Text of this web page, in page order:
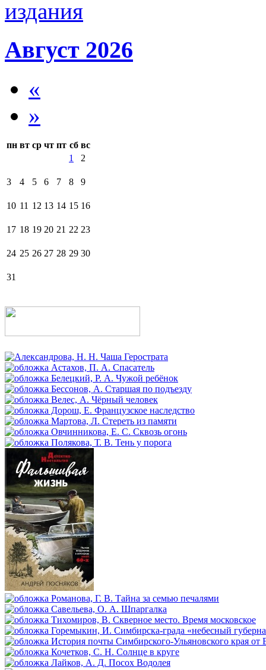
Август 2026
«
»
пн вт ср чт пт сб вс
1
2
3 4 5 6 7 8 9
10 11 12 13 14 15 16
17 18 19 20 21 22 23
24 25 26 27 28 29 30
31